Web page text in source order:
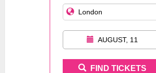
AUGUST, 11
FIND TICKETS